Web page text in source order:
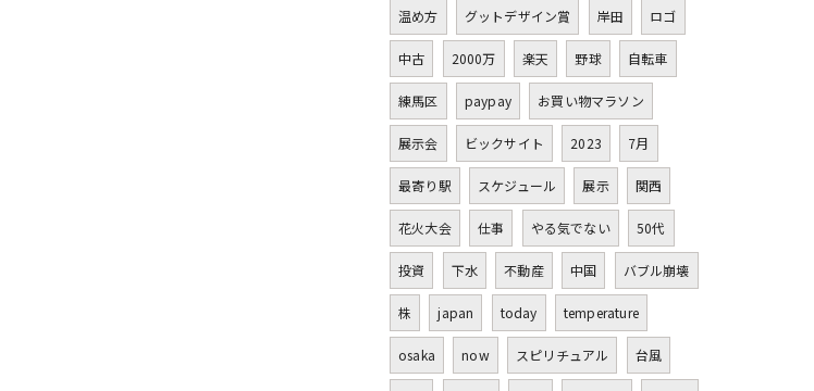
温め方 グットデザイン賞 岸田 ロゴ
中古 2000万 楽天 野球 自転車
練馬区 paypay お買い物マラソン
展示会 ビックサイト 2023 7月
最寄り駅 スケジュール 展示 関西
花火大会 仕事 やる気でない 50代
投資 下水 不動産 中国 バブル崩壊
株 japan today temperature
osaka now スピリチュアル 台風